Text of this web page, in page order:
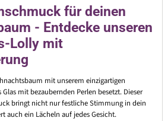
für deinen
- Entdecke unseren
Lolly mit
mit unserem einzigartigen
mit bezaubernden Perlen besetzt. Dieser
bringt nicht nur festliche Stimmung in dein
auch ein Lächeln auf jedes Gesicht.